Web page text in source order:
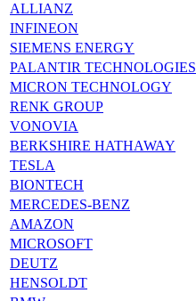
ALLIANZ
INFINEON
SIEMENS ENERGY
PALANTIR TECHNOLOGIES
MICRON TECHNOLOGY
RENK GROUP
VONOVIA
BERKSHIRE HATHAWAY
TESLA
BIONTECH
MERCEDES-BENZ
AMAZON
MICROSOFT
DEUTZ
HENSOLDT